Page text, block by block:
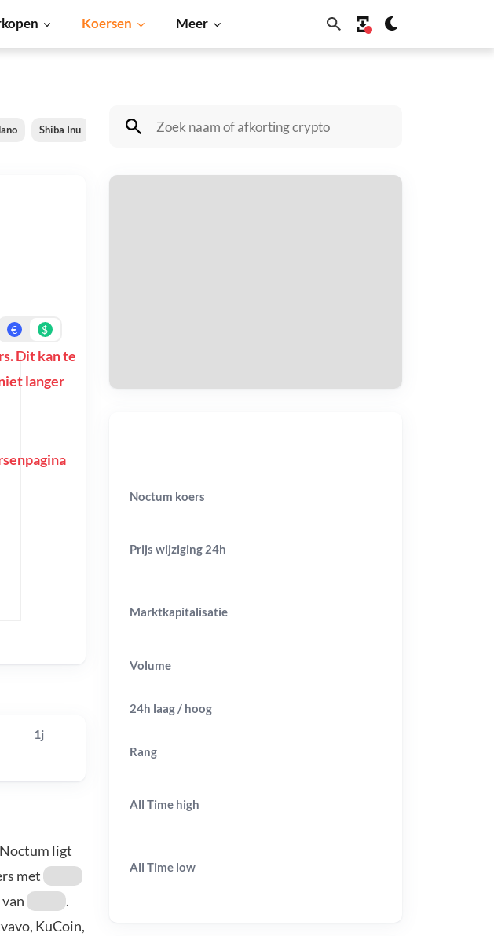
Koersen Meer
Shiba Inu Dogecoin Solana BNB
€ $
Dit kan te
langer
1j
ligt
met
.
KuCoin,
Noctum koers
Prijs wijziging 24h
Marktkapitalisatie
Volume
24h laag / hoog
Rang
All Time high
All Time low